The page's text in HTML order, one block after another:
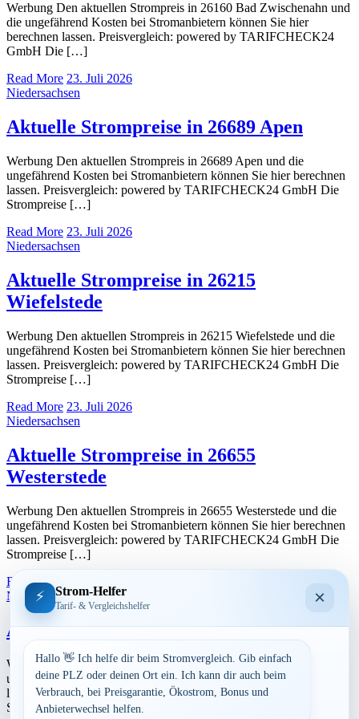
Werbung Den aktuellen Strompreis in 26160 Bad Zwischenahn und
die ungefährend Kosten bei Stromanbietern können Sie hier
berechnen lassen. Preisvergleich: powered by TARIFCHECK24
GmbH Die […]
Read More 23. Juli 2026
Niedersachsen
Aktuelle Strompreise in 26689 Apen
Werbung Den aktuellen Strompreis in 26689 Apen und die
ungefährend Kosten bei Stromanbietern können Sie hier berechnen
lassen. Preisvergleich: powered by TARIFCHECK24 GmbH Die
Strompreise […]
Read More 23. Juli 2026
Niedersachsen
Aktuelle Strompreise in 26215
Wiefelstede
Werbung Den aktuellen Strompreis in 26215 Wiefelstede und die
ungefährend Kosten bei Stromanbietern können Sie hier berechnen
lassen. Preisvergleich: powered by TARIFCHECK24 GmbH Die
Strompreise […]
Read More 23. Juli 2026
Niedersachsen
Aktuelle Strompreise in 26655
Westerstede
Werbung Den aktuellen Strompreis in 26655 Westerstede und die
ungefährend Kosten bei Stromanbietern können Sie hier berechnen
lassen. Preisvergleich: powered by TARIFCHECK24 GmbH Die
Strompreise […]
Read More
Niedersachsen
Aktuelle Strompreise in 26188 Edewecht
Werbung Den aktuellen Strompreis in 26188 Edewecht und die
ungefährend Kosten bei Stromanbietern können Sie hier berechnen
lassen. Preisvergleich: powered by TARIFCHECK24 GmbH Die
Strompreise […]
⚡ Strom-Helfer
Tarif- & Vergleichshelfer ×
Hallo 👋 Ich helfe dir beim Stromvergleich. Gib einfach
deine PLZ oder deinen Ort ein. Ich kann dir auch beim
Verbrauch, bei Preisgarantie, Ökostrom, Bonus und
Anbieterwechsel helfen.